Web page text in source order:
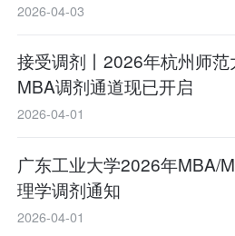
2026-04-03
接受调剂丨2026年杭州师
MBA调剂通道现已开启
2026-04-01
广东工业大学2026年MBA/
理学调剂通知
2026-04-01